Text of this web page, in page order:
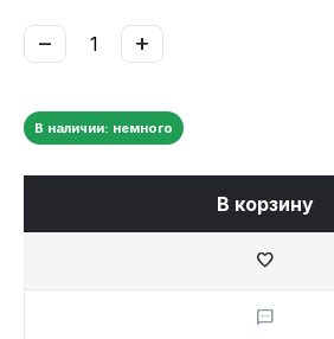
+
−
В наличии: немного
В корзину